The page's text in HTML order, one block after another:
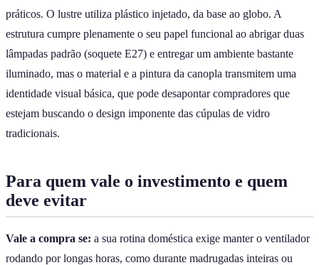
práticos. O lustre utiliza plástico injetado, da base ao globo. A
estrutura cumpre plenamente o seu papel funcional ao abrigar duas
lâmpadas padrão (soquete E27) e entregar um ambiente bastante
iluminado, mas o material e a pintura da canopla transmitem uma
identidade visual básica, que pode desapontar compradores que
estejam buscando o design imponente das cúpulas de vidro
tradicionais.
Para quem vale o investimento e quem
deve evitar
Vale a compra se: a sua rotina doméstica exige manter o ventilador
rodando por longas horas, como durante madrugadas inteiras ou